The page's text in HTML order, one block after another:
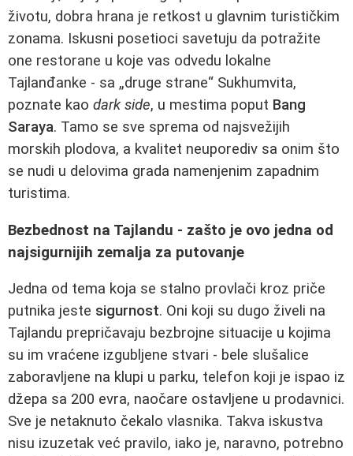
životu, dobra hrana je retkost u glavnim turističkim
zonama. Iskusni posetioci savetuju da potražite
one restorane u koje vas odvedu lokalne
Tajlanđanke - sa „druge strane“ Sukhumvita,
poznate kao dark side, u mestima poput Bang
Saraya. Tamo se sve sprema od najsvežijih
morskih plodova, a kvalitet neuporediv sa onim što
se nudi u delovima grada namenjenim zapadnim
turistima.
Bezbednost na Tajlandu - zašto je ovo jedna od
najsigurnijih zemalja za putovanje
Jedna od tema koja se stalno provlači kroz priče
putnika jeste sigurnost. Oni koji su dugo živeli na
Tajlandu prepričavaju bezbrojne situacije u kojima
su im vraćene izgubljene stvari - bele slušalice
zaboravljene na klupi u parku, telefon koji je ispao iz
džepa sa 200 evra, naočare ostavljene u prodavnici.
Sve je netaknuto čekalo vlasnika. Takva iskustva
nisu izuzetak već pravilo, iako je, naravno, potrebno